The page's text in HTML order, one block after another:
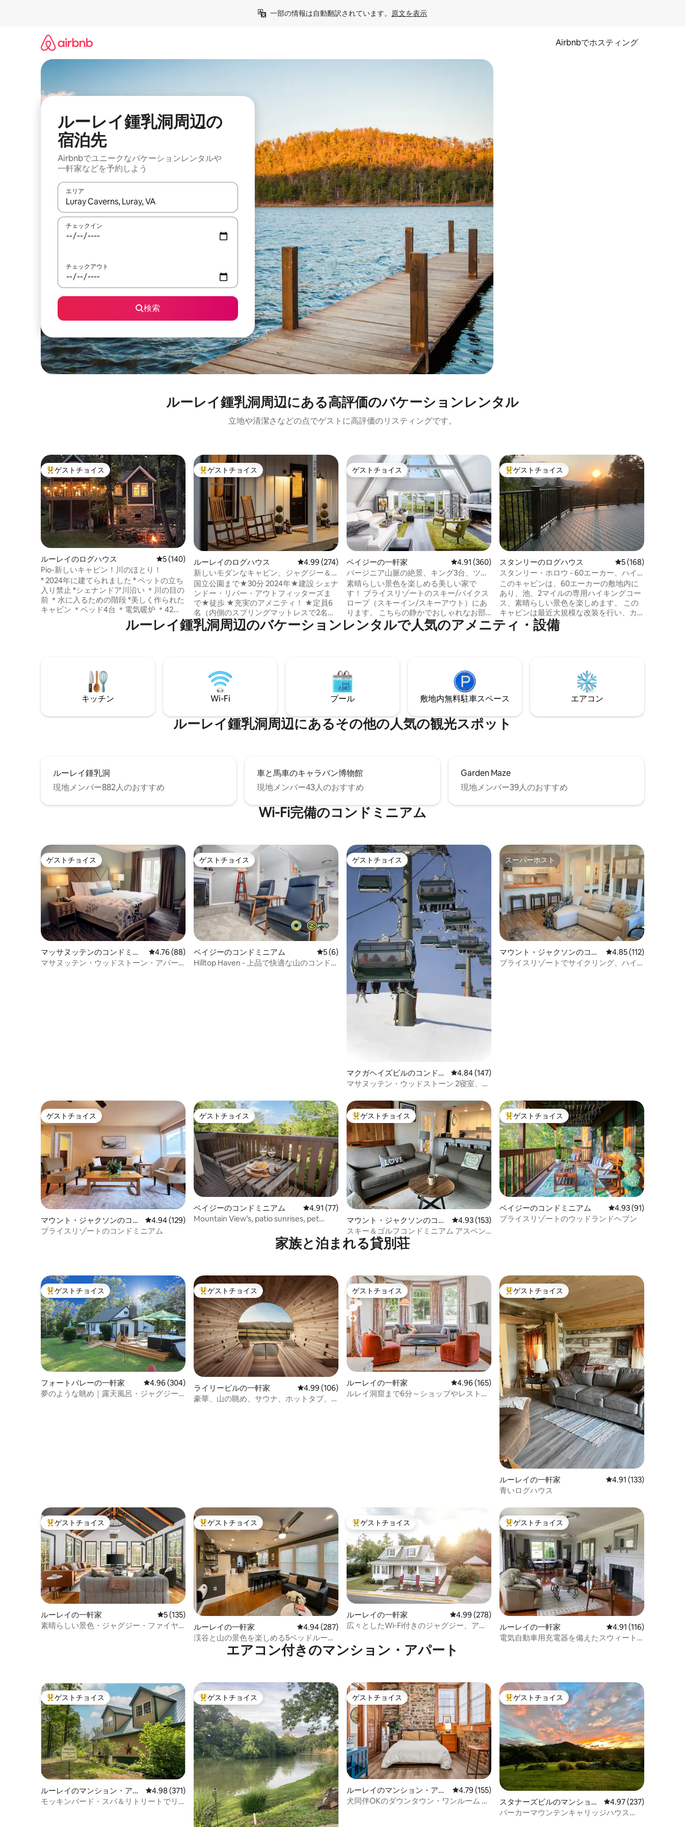
一部の情報は自動翻訳されています。 原文を表示
Airbnbでホスティング
ルーレイ鍾乳洞⁠周⁠辺⁠の
宿⁠泊⁠先
Airbnbでユニークなバ⁠ケ⁠ー⁠シ⁠ョ⁠ンレ⁠ン⁠タ⁠ルや
一⁠軒⁠家な⁠ど⁠を予⁠約⁠し⁠よ⁠う
エリア
検索結果が表示されたら、上下の矢印キーを使って移動するか、画面をタッチまたはスワイプして検索結果を確認することができます。
チェックイン
チェックアウト
検索
ルーレイ鍾乳洞⁠周⁠辺⁠に⁠あ⁠る高⁠評⁠価⁠のバ⁠ケ⁠ー⁠シ⁠ョ⁠ン⁠レ⁠ン⁠タ⁠ル
立地や清潔さなどの点でゲストに高評価のリスティングです。
大好評のゲストチョイスです。
ゲストチョイス
ルーレイのログハウス レビュー140件、5つ星中5つ星の平均評価
5 (140)
Pio-新しいキャビン！川のほとり！
* 2024年に建てられました * ペットの立ち
入り禁止 *シェナンドア川沿い ＊川の目の
前 ＊水に入るための階段 *美しく作られた
キャビン ＊ベッド4台 ＊電気暖炉 ＊42イ
ンチスマートテレビ（リビング）、32イ
ンチスマートテレビ（寝室1） ＊スターリ
ス・パイク／スカイライン・ドライブま
で35分 *ケネディピークまで26分 トレイ
まで29分*買い物 ファースト *ルレイ洞窟
大好評のゲストチョイスです。
ゲストチョイス
ルーレイのログハウス レビュー274件、5つ星中4.99つ星の平均評価
4.99 (274)
新しいモダンなキャビン、ジャグジー＆
アーケード付き| HH
国立公園まで★30分 2024年★建設 シェナ
ンドー・リバー・アウトフィッターズま
で★徒歩 ★充実のアメニティ！ ★定員6
名（内側のスプリングマットレスで2名）
冬の景色が楽しめる★屋外エリア ★焚き
火台 ★暖炉（電気） ファミリールーム、
で信頼性が高い） 自分のストリーミング
を★使用 4人用の★ダイニングエリア+ 2
人用のバースツール ★スタイリッシュで
高級感のある ビクスラーフェリーボート
ランチまで★8分 ルーレイまで★20分
★30分 - シェナンドー国立公園
ゲストチョイス
ゲストチョイス
ベイジーの一軒家 レビュー360件、5つ星中4.91つ星の平均評価
4.91 (360)
バージニア山脈の絶景、キング3台、ツイ
ン2台
素晴らしい景色を楽しめる美しい家で
す！ ブライスリゾートのスキー/バイクス
ロープ（スキーイン/スキーアウト）にあ
ります。 こちらの静かでおしゃれなお部
屋で、のんびりとおくつろぎください。 4
つの寝室には、専用バスルーム付きのマ
フ、ミニゴルフ、洞窟、ワイナリー、そ
してただリラックスすることができま
す。 セントラルエアコン、リネンとタオ
ル、フルキッチン。 平日の料金はとても
員によって静かにするよう強く求められ
ています。
大好評のゲストチョイスです。
ゲストチョイス
スタンリーのログハウス レビュー168件、5
5 (168)
スタンリー・ホロウ - 60エーカー、ハイ
キングコース、スターリンク
このキャビンは、60エーカーの敷地内に
あり、池、2マイルの専用ハイキングコー
ス、素晴らしい景色を楽しめます。 この
キャビンは最近大規模な改装を行い、カ
ップルや小さなファミリーにぴったりの
居心地の良い最新の空間を作りました。
Mbps/アップロード5-15 Mbbs ） プレミア
ムムービーチャンネル付きディッシュテ
ださい：急な砂利の私道にはFWD/AWD
車が必要です）
ルーレイ鍾乳洞⁠周⁠辺⁠のバ⁠ケ⁠ー⁠シ⁠ョ⁠ン⁠レ⁠ン⁠タ⁠ル⁠で人⁠気⁠のア⁠メ⁠ニ⁠テ⁠ィ⁠・⁠設⁠備
キッチン Wi-Fi プール 敷地内無料駐⁠車ス⁠ペ⁠ー⁠ス エアコン
ルーレイ鍾乳洞⁠周⁠辺⁠に⁠あ⁠るそ⁠の⁠他⁠の人⁠気⁠の観⁠光⁠ス⁠ポ⁠ッ⁠ト
ルーレイ鍾乳洞
現地メンバー882人のおすすめ
車と馬車のキャラバン博物館
現地メンバー43人のおすすめ
Garden Maze
現地メンバー39人のおすすめ
Wi-Fi完備のコンドミニアム
ゲストチョイス
ゲストチョイス
マッサヌッテンのコンドミニ
アム
レビュー88件、5つ星中4.76つ星の平均評価
4.76 (88)
マサヌッテン・ウッドストーン・アパー
ゲストチョイス
ゲストチョイス
ベイジーのコンドミニアム レビュー6件、5つ星中5つ星の平均評価
5 (6)
Hilltop Haven - 上品で快適な山のコンドミ
ゲストチョイス
ゲストチョイス
マクガヘイズビルのコンドミ
ニアム
レビュー147件、5つ星中4.84つ星の平均評価
4.84 (147)
マサヌッテン・ウッドストーン 2寝室、2
スーパーホスト
スーパーホスト
マウント・ジャクソンのコン
ドミニアム
レビュー112件、5つ
4.85 (112)
ブライスリゾートでサイクリング、ハイ
ゲストチョイス
ゲストチョイス
マウント・ジャクソンのコン
ドミニアム
レビュー129件、5つ星中4.94つ星の平均評価
4.94 (129)
ブライスリゾートのコンドミニアム
ゲストチョイス
ゲストチョイス
ベイジーのコンドミニアム レビュー77件、5つ星中4.91つ星の平均評価
4.91 (77)
Mountain View’s, patio sunrises, pet
大好評のゲストチョイスです。
ゲストチョイス
マウント・ジャクソンのコン
ドミニアム
レビュー153件、5つ星中4.93つ星の平均評価
4.93 (153)
スキー＆ゴルフコンドミニアム アスペン
イーストコンドミニアム 212号室
大好評のゲストチョイスです。
ゲストチョイス
ベイジーのコンドミニアム レビュー91件、5つ
4.93 (91)
ブライスリゾートのウッドランドヘブン
家族と泊まれる貸別荘
大好評のゲストチョイスです。
ゲストチョイス
フォートバレーの一軒家 レビュー304件、5つ星中4.96つ星の平均評価
4.96 (304)
夢のような眺め｜露天風呂・ジャグジー
大好評のゲストチョイスです。
ゲストチョイス
ライリービルの一軒家 レビュー106件、5つ星中4.99つ星の平均評価
4.99 (106)
豪華、山の眺め、サウナ、ホットタブ、
ゲストチョイス
ゲストチョイス
ルーレイの一軒家 レビュー165件、5つ星中4.96つ星の平均評価
4.96 (165)
ルレイ洞窟まで6分～ショップやレストラ
大好評のゲストチョイスです。
ゲストチョイス
ルーレイの一軒家 レビュー133件、5つ
4.91 (133)
青いログハウス
大好評のゲストチョイスです。
ゲストチョイス
ルーレイの一軒家 レビュー135件、5つ星中5つ星の平均評価
5 (135)
素晴らしい景色・ジャグジー・ファイヤ
大好評のゲストチョイスです。
ゲストチョイス
ルーレイの一軒家 レビュー287件、5つ星中4.94つ星の平均評価
4.94 (287)
渓谷と山の景色を楽しめる5ベッドルーム
の家族農場！
大好評のゲストチョイスです。
ゲストチョイス
ルーレイの一軒家 レビュー278件、5つ星中4.99つ星の平均評価
4.99 (278)
広々としたWi-Fi付きのジャグジー、アト
大好評のゲストチョイスです。
ゲストチョイス
ルーレイの一軒家 レビュー116件、5つ
4.91 (116)
電気自動車用充電器を備えたスウィート
エアコン付きのマンション・アパート
大好評のゲストチョイスです。
ゲストチョイス
ルーレイのマンション・アパ
ート
レビュー371件、5つ星中4.98つ星の平均評価
4.98 (371)
モッキンバード・スパ＆リトリートでリ
大好評のゲストチョイスです。
ゲストチョイス ゲストチョイス
ゲストチョイス
ルーレイのマンション・アパ
ート
レビュー155件、5つ星中4.79つ星の平均評価
4.79 (155)
犬同伴OKのダウンタウン・ワンルーム —
大好評のゲストチョイスです。
ゲストチョイス
スタナーズビルのマンショ
ン・アパート
レビュー237件、5つ
4.97 (237)
パーカーマウンテンキャリッジハウス